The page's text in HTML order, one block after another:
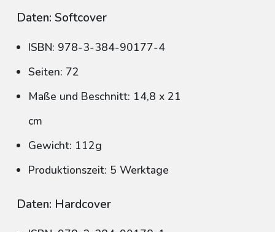
Daten: Softcover
ISBN: 978-3-384-90177-4
Seiten: 72
Maße und Beschnitt: 14,8 x 21
cm
Gewicht: 112g
Produktionszeit: 5 Werktage
Daten: Hardcover